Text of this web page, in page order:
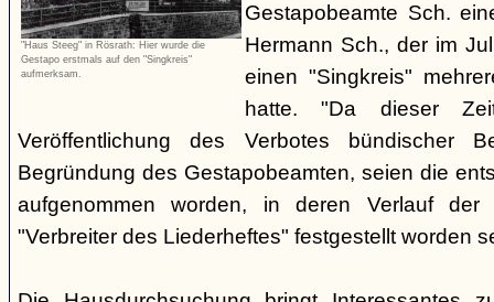
"Haus Steeg" in Rösrath: Hier wurde die
Gestapo erstmals auf den "Singkreis"
aufmerksam.
Gestapobeamte Sch.
Hermann Sch., der im
einen "Singkreis"
hatte. "Da dieser
Veröffentlichung des Verbotes bündischer
Begründung des Gestapobeamten, seien die
aufgenommen worden, in deren Verlauf der
"Verbreiter des Liederheftes" festgestellt worden